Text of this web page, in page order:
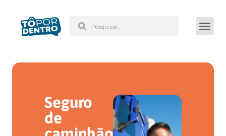
Seguro
de